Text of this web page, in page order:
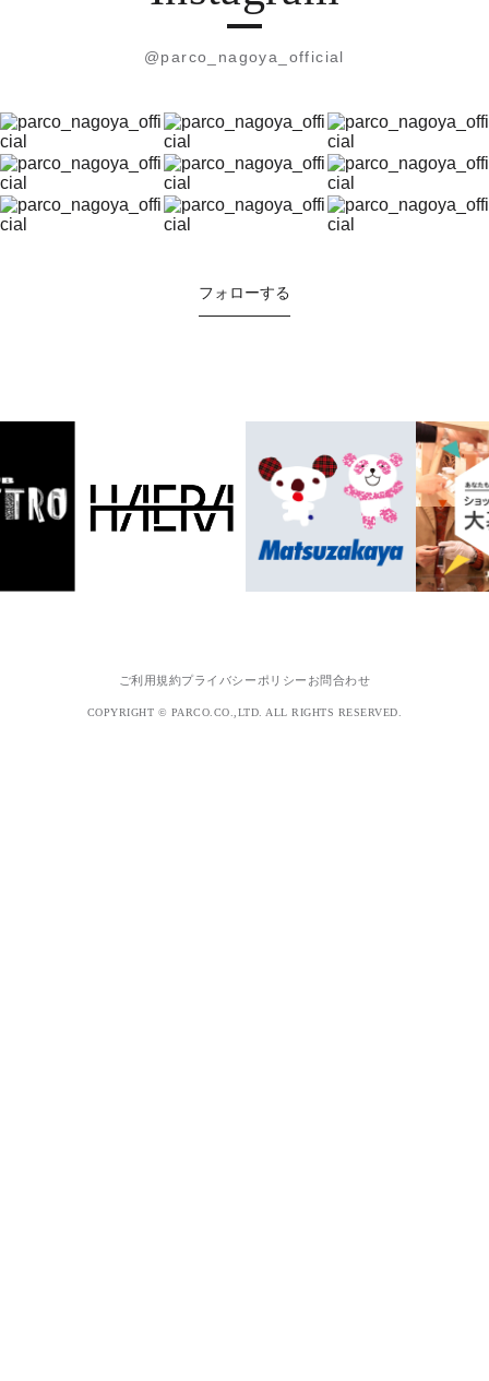
@parco_nagoya_official
フォローする
ご利用規約プライバシーポリシー お問合わせ
COPYRIGHT © PARCO.CO.,LTD. ALL RIGHTS RESERVED.